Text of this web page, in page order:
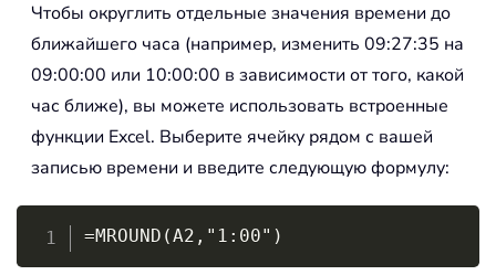
Чтобы округлить отдельные значения времени до
ближайшего часа (например, изменить 09:27:35 на
09:00:00 или 10:00:00 в зависимости от того, какой
час ближе), вы можете использовать встроенные
функции Excel. Выберите ячейку рядом с вашей
записью времени и введите следующую формулу:
=MROUND(A2,"1:00")